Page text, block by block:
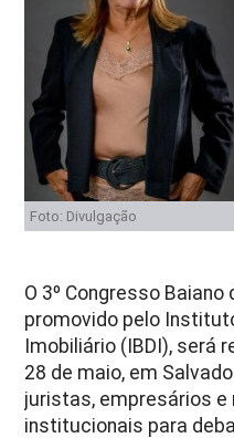
Foto: Divulgação
O 3º Congresso
promovido pelo
Imobiliário (IBDI), será
28 de maio, em
juristas, empresários
institucionais para